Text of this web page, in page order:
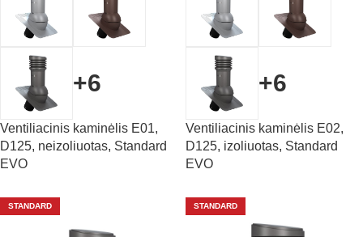
+6
Ventiliacinis kaminėlis E01,
D125, neizoliuotas, Standard
EVO
+6
Ventiliacinis kaminėlis E02,
D125, izoliuotas, Standard
EVO
STANDARD STANDARD